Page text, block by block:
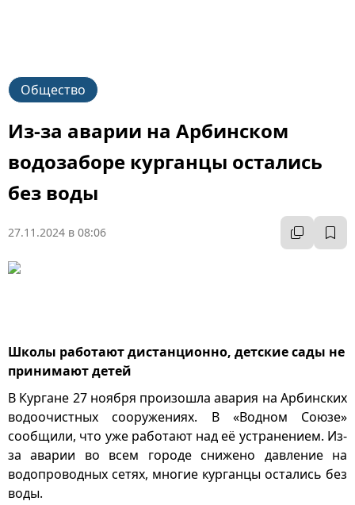
Общество
Из-за аварии на Арбинском
водозаборе курганцы остались
без воды
27.11.2024 в 08:06
Школы работают дистанционно, детские сады не
принимают детей
В Кургане 27 ноября произошла авария на Арбинских
водоочистных сооружениях. В «Водном Союзе»
сообщили, что уже работают над её устранением. Из-
за аварии во всем городе снижено давление на
водопроводных сетях, многие курганцы остались без
воды.